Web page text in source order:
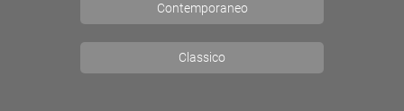
Contemporaneo
Classico